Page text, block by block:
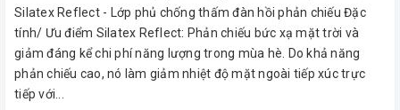
Silatex Reflect - Lớp phủ chống thấm đàn hồi phản chiếu Đặc
tính/ Ưu điểm Silatex Reflect: Phản chiếu bức xạ mặt trời và
giảm đáng kể chi phí năng lượng trong mùa hè. Do khả năng
phản chiếu cao, nó làm giảm nhiệt độ mặt ngoài tiếp xúc trực
tiếp với...